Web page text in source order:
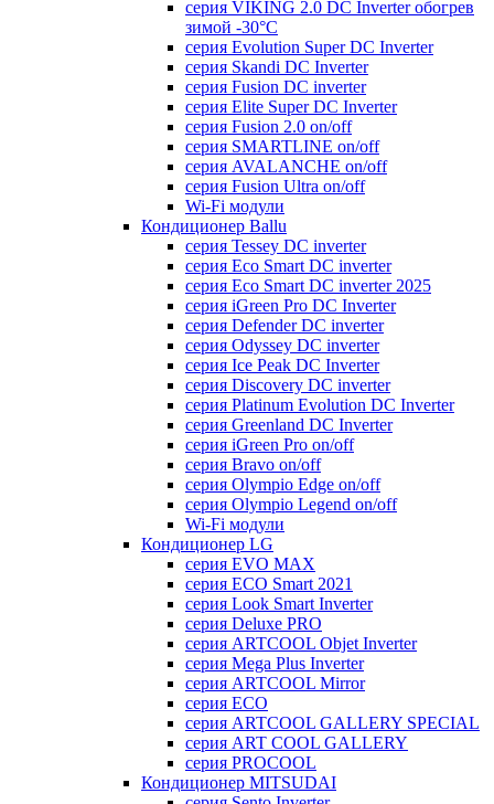
серия VIKING 2.0 DC Inverter обогрев
зимой -30°С
серия Evolution Super DC Inverter
серия Skandi DC Inverter
серия Fusion DC inverter
серия Elite Super DC Inverter
серия Fusion 2.0 on/off
серия SMARTLINE on/off
серия AVALANCHE on/off
серия Fusion Ultra on/off
Wi-Fi модули
Кондиционер Ballu
серия Tessey DC inverter
серия Eco Smart DC inverter
серия Eco Smart DC inverter 2025
серия iGreen Pro DC Inverter
серия Defender DC inverter
серия Odyssey DC inverter
серия Ice Peak DС Inverter
cерия Discovery DC inverter
серия Platinum Evolution DC Inverter
серия Greenland DC Inverter
серия iGreen Pro on/off
серия Bravo on/off
серия Olympio Edge on/off
серия Olympio Legend on/off
Wi-Fi модули
Кондиционер LG
серия EVO MAX
серия ECO Smart 2021
серия Look Smart Inverter
серия Deluxe PRO
серия ARTCOOL Objet Inverter
серия Mega Plus Inverter
серия ARTCOOL Mirror
серия ECO
серия ARTCOOL GALLERY SPECIAL
серия ART COOL GALLERY
серия PROCOOL
Кондиционер MITSUDAI